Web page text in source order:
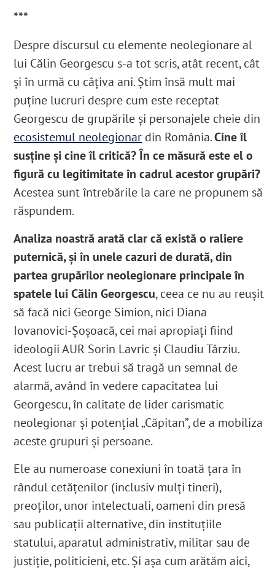
***
Despre discursul cu elemente neolegionare al
lui Călin Georgescu s-a tot scris, atât recent, cât
și în urmă cu câțiva ani. Știm însă mult mai
puține lucruri despre cum este receptat
Georgescu de grupările și personajele cheie din
ecosistemul neolegionar din România.Cine îl
susține și cine îl critică? În ce măsură este el o
figură cu legitimitate în cadrul acestor grupări?
Acestea sunt întrebările la care ne propunem să
răspundem.
Analiza noastră arată clar că există o raliere
puternică, și în unele cazuri de durată, din
partea grupărilor neolegionare principale în
spatele lui Călin Georgescu, ceea ce nu au reușit
să facă nici George Simion, nici Diana
Iovanovici-Șoșoacă, cei mai apropiați fiind
ideologii AUR Sorin Lavric și Claudiu Târziu.
Acest lucru ar trebui să tragă un semnal de
alarmă, având în vedere capacitatea lui
Georgescu, în calitate de lider carismatic
neolegionar și potențial „Căpitan”, de a mobiliza
aceste grupuri și persoane.
Ele au numeroase conexiuni în toată țara în
rândul cetățenilor (inclusiv mulți tineri),
preoților, unor intelectuali, oameni din presă
sau publicații alternative, din instituțiile
statului, aparatul administrativ, militar sau de
justiție, politicieni, etc. Și așa cum arătăm aici,